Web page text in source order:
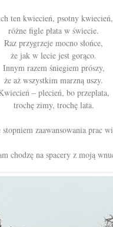
ten kwiecień, psotny kwiecień,
różne figle płata w świecie.
Raz przygrzeje mocno słońce,
że jak w lecie jest gorąco.
Innym razem śniegiem prószy,
że aż wszystkim marzną uszy.
– plecień, bo przeplata,
trochę zimy, trochę lata.
zaawansowania prac
chodzę na spacery z moją